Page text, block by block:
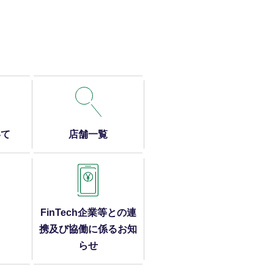
店舗一覧
FinTech企業等との連
携及び協働に係るお知
らせ